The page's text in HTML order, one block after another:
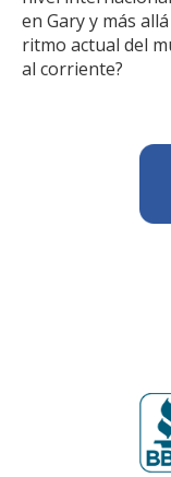
en Gary y más
ritmo actual del
al corriente?